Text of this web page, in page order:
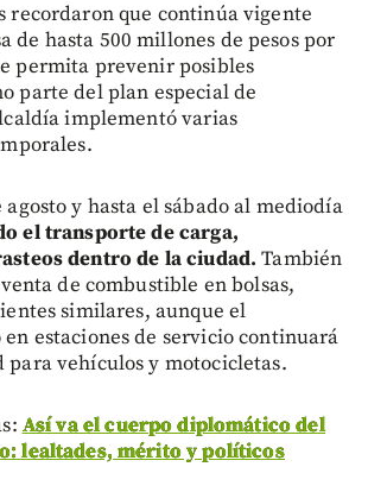
recordaron que continúa vigente
de hasta 500 millones de pesos por
permita prevenir posibles
parte del plan especial de
implementó varias
agosto y hasta el sábado al mediodía
el transporte de carga,
dentro de la ciudad. También
de combustible en bolsas,
similares, aunque el
estaciones de servicio continuará
para vehículos y motocicletas.
Así va el cuerpo diplomático del
lealtades, mérito y políticos